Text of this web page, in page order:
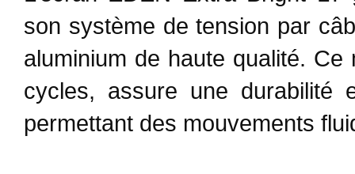
son système de tension par
aluminium de haute qualité.
cycles, assure une durabilité
permettant des mouvements